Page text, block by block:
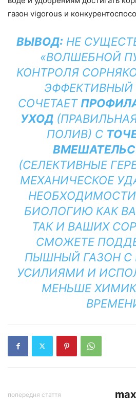
газон vigorous и
ВЫВОД: НЕ
«ВОЛШЕБНОЙ
КОНТРОЛЯ
СОЧЕТАЕТ
УХОД
ПОЛИВ) С
(СЕЛЕКТИВНЫЕ
МЕХАНИЧЕСКОЕ
БИОЛОГИЮ КАК
ТАК И ВАШИХ
СМОЖЕТЕ
ПЫШНЫЙ ГАЗОН
УСИЛИЯМИ И
МЕНЬШЕ
попередня стаття